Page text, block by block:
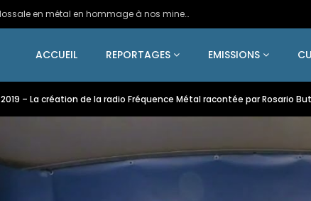
2024 – Une statue colossale en métal en hommage à nos mineurs de fer
ACCUEIL REPORTAGES EMISSIONS
2019 – La création de la radio Fréquence Métal racontée par Rosario